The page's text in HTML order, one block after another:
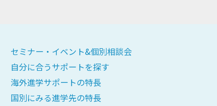
セミナー・イベント&個別相談会
自分に合うサポートを探す
海外進学サポートの特長
国別にみる進学先の特長